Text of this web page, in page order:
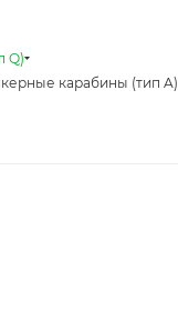
Q)
карабины (тип A)